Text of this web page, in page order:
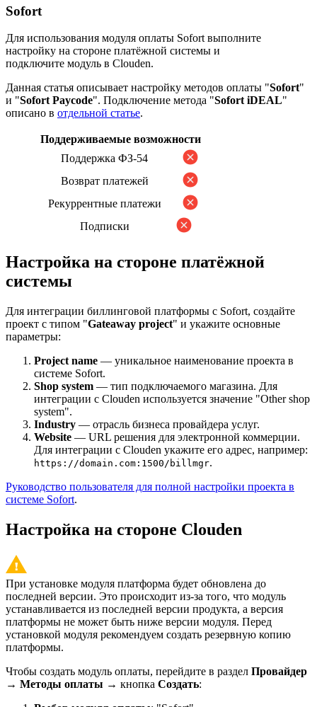
Sofort
Для использования модуля оплаты Sofort выполните
настройку на стороне платёжной системы и
подключите модуль в Clouden.
Данная статья описывает настройку методов оплаты "Sofort"
и "Sofort Paycode". Подключение метода "Sofort iDEAL"
описано в отдельной статье.
Поддерживаемые возможности
Поддержка ФЗ-54
Возврат платежей
Рекуррентные платежи
Подписки
Настройка на стороне платёжной
системы
Для интеграции биллинговой платформы с Sofort, создайте
проект с типом "Gateaway project" и укажите основные
параметры:
Project name — уникальное наименование проекта в
системе Sofort.
Shop system — тип подключаемого магазина. Для
интеграции с Clouden используется значение "Other shop
system".
Industry — отрасль бизнеса провайдера услуг.
Website — URL решения для электронной коммерции.
Для интеграции с Clouden укажите его адрес, например:
https://domain.com:1500/billmgr.
Руководство пользователя для полной настройки проекта в
системе Sofort.
Настройка на стороне Clouden
При установке модуля платформа будет обновлена до
последней версии. Это происходит из-за того, что модуль
устанавливается из последней версии продукта, а версия
платформы не может быть ниже версии модуля. Перед
установкой модуля рекомендуем создать резервную копию
платформы.
Чтобы создать модуль оплаты, перейдите в раздел Провайдер
→ Методы оплаты → кнопка Создать: